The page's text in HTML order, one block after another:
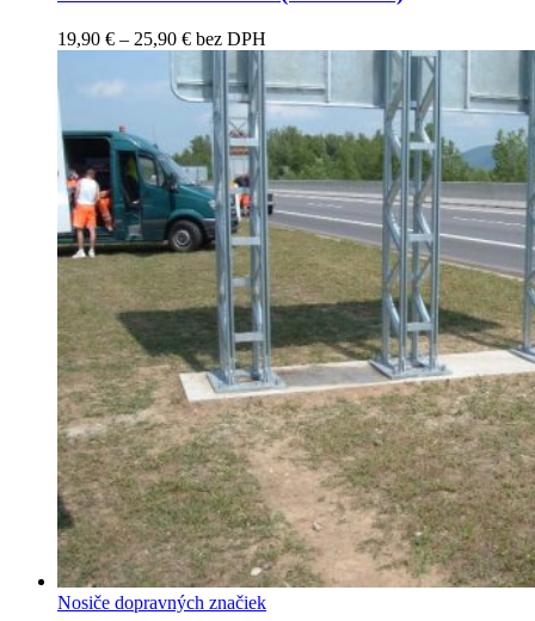
19,90 € – 25,90 €Price
range:
19,90 €
through
25,90 €
bez DPH
Nosiče dopravných značiek